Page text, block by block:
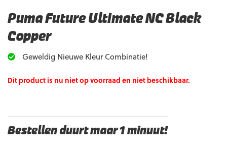
Puma Future Ultimate NC Black
Copper
Geweldig Nieuwe Kleur Combinatie!
Dit product is nu niet op voorraad en niet beschikbaar.
Bestellen duurt maar 1 minuut!